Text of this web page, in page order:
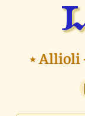
⭑Allioli